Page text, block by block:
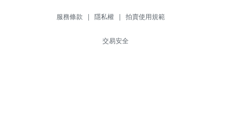
服務條款 | 隱私權 | 拍賣使用規範
交易安全